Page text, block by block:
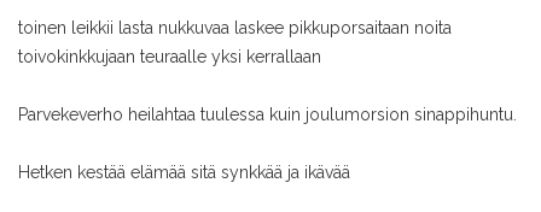
toinen leikkii lasta nukkuvaa laskee pikkuporsaitaan noita
toivokinkkujaan teuraalle yksi kerrallaan
Parvekeverho heilahtaa tuulessa kuin joulumorsion sinappihuntu.
Hetken kestää elämää sitä synkkää ja ikävää